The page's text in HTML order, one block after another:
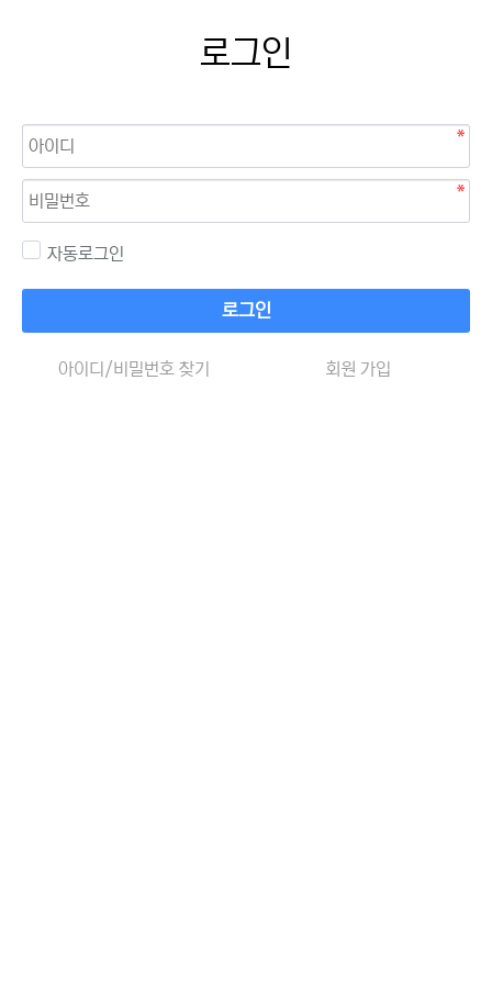
로그인
자동로그인
로그인
아이디/비밀번호 찾기 회원 가입